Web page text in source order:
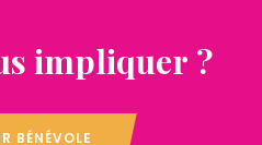
impliquer ?
BÉNÉVOLE